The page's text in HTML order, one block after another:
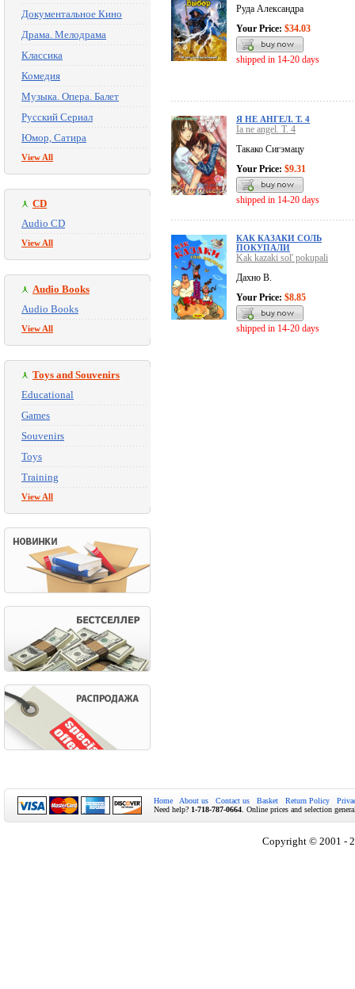
Документальное Кино
Драма. Мелодрама
Классика
Комедия
Музыка. Опера. Балет
Русский Сериал
Юмор, Сатира
View All
CD
Audio CD
View All
Audio Books
Audio Books
View All
Toys and Souvenirs
Educational
Games
Souvenirs
Toys
Training
View All
Руда Александра
Your Price: $34.03
shipped in 14-20 days
Я НЕ АНГЕЛ. Т. 4
Ia ne angel. T. 4
Такако Сигэмацу
Your Price: $9.31
shipped in 14-20 days
КАК КАЗАКИ СОЛЬ
ПОКУПАЛИ
Kak kazaki sol' pokupali
Дахно В.
Your Price: $8.85
shipped in 14-20 days
Home About us Contact us Basket Return Policy
Need help? 1-718-787-0664 . Online prices and selection
Copyright © 2001 -